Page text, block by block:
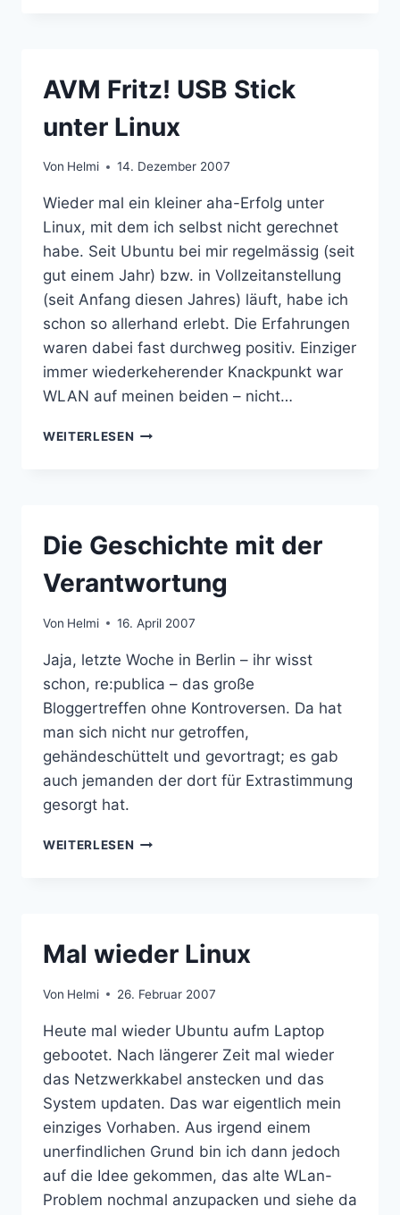
AVM Fritz! USB Stick
unter Linux
Von Helmi 14. Dezember 2007
Wieder mal ein kleiner aha-Erfolg unter
Linux, mit dem ich selbst nicht gerechnet
habe. Seit Ubuntu bei mir regelmässig (seit
gut einem Jahr) bzw. in Vollzeitanstellung
(seit Anfang diesen Jahres) läuft, habe ich
schon so allerhand erlebt. Die Erfahrungen
waren dabei fast durchweg positiv. Einziger
immer wiederkeherender Knackpunkt war
WLAN auf meinen beiden – nicht…
WEITERLESEN AVM
Die Geschichte mit der
Verantwortung
Von Helmi 16. April 2007
Jaja, letzte Woche in Berlin – ihr wisst
schon, re:publica – das große
Bloggertreffen ohne Kontroversen. Da hat
man sich nicht nur getroffen,
gehändeschüttelt und gevortragt; es gab
auch jemanden der dort für Extrastimmung
gesorgt hat.
WEITERLESEN DIE
Mal wieder Linux
Von Helmi 26. Februar 2007
Heute mal wieder Ubuntu aufm Laptop
gebootet. Nach längerer Zeit mal wieder
das Netzwerkkabel anstecken und das
System updaten. Das war eigentlich mein
einziges Vorhaben. Aus irgend einem
unerfindlichen Grund bin ich dann jedoch
auf die Idee gekommen, das alte WLan-
Problem nochmal anzupacken und siehe da